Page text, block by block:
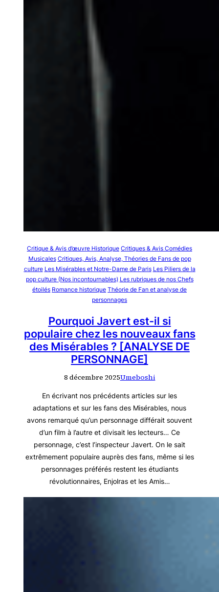
Critique & Avis d’œuvre Historique Critiques & Avis Comédies
Musicales Critiques, Avis, Analyse, Théories de Fans de pop
culture Les Misérables et Notre-Dame de Paris Les Piliers de la
pop culture (Nos incontournables) Les rubriques de nos Chefs
étoilés Romance historique Théorie de Fan et analyse de
personnages
Pourquoi Javert est-il si
populaire chez les nouveaux fans
des Misérables ? [ANALYSE DE
PERSONNAGE]
8 décembre 2025Umeboshi
En écrivant nos précédents articles sur les
adaptations et sur les fans des Misérables, nous
avons remarqué qu’un personnage différait souvent
d’un film à l’autre et divisait les lecteurs… Ce
personnage, c’est l’inspecteur Javert. On le sait
extrêmement populaire auprès des fans, même si les
personnages préférés restent les étudiants
révolutionnaires, Enjolras et les Amis…